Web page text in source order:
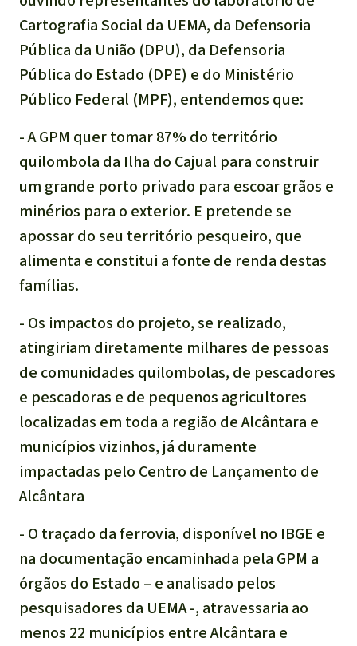
Cartografia Social da UEMA, da Defensoria
Pública da União (DPU), da Defensoria
Pública do Estado (DPE) e do Ministério
Público Federal (MPF), entendemos que:
- A GPM quer tomar 87% do território
quilombola da Ilha do Cajual para construir
um grande porto privado para escoar grãos e
minérios para o exterior. E pretende se
apossar do seu território pesqueiro, que
alimenta e constitui a fonte de renda destas
famílias.
- Os impactos do projeto, se realizado,
atingiriam diretamente milhares de pessoas
de comunidades quilombolas, de pescadores
e pescadoras e de pequenos agricultores
localizadas em toda a região de Alcântara e
municípios vizinhos, já duramente
impactadas pelo Centro de Lançamento de
Alcântara
- O traçado da ferrovia, disponível no IBGE e
na documentação encaminhada pela GPM a
órgãos do Estado – e analisado pelos
pesquisadores da UEMA -, atravessaria ao
menos 22 municípios entre Alcântara e